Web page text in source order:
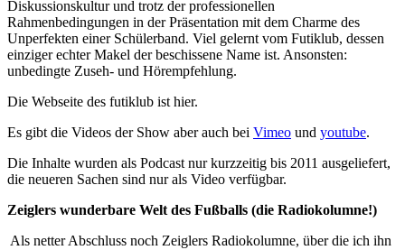
Diskussionskultur und trotz der professionellen
Rahmenbedingungen in der Präsentation mit dem Charme des
Unperfekten einer Schülerband. Viel gelernt vom Futiklub, dessen
einziger echter Makel der beschissene Name ist. Ansonsten:
unbedingte Zuseh- und Hörempfehlung.
Die Webseite des futiklub ist hier.
Es gibt die Videos der Show aber auch bei Vimeo und youtube.
Die Inhalte wurden als Podcast nur kurzzeitig bis 2011 ausgeliefert,
die neueren Sachen sind nur als Video verfügbar.
Zeiglers wunderbare Welt des Fußballs (die Radiokolumne!)
Als netter Abschluss noch Zeiglers Radiokolumne, über die ich ihn